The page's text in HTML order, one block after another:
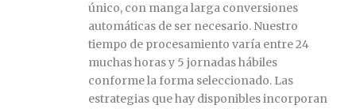
único, con manga larga conversiones
automáticas de ser necesario. Nuestro
tiempo de procesamiento varía entre 24
muchas horas y 5 jornadas hábiles
conforme la forma seleccionado. Las
estrategias que hay disponibles incorporan